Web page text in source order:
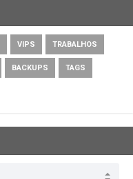
VIPS TRABALHOS
BACKUPS TAGS